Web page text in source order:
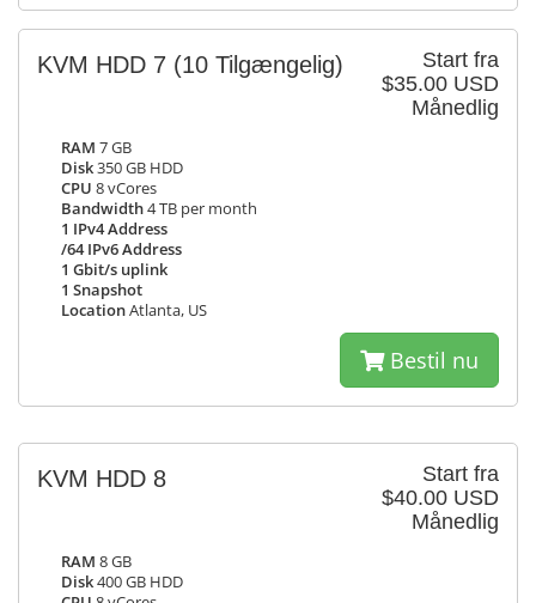
Start fra
$35.00 USD
Månedlig
KVM HDD 7 (10 Tilgængelig)
RAM 7 GB
Disk350 GB HDD
CPU 8 vCores
Bandwidth4 TB per month
1 IPv4 Address
/64 IPv6 Address
1 Gbit/s uplink
1 Snapshot
LocationAtlanta, US
Bestil nu
Start fra
$40.00 USD
Månedlig
KVM HDD 8
RAM 8 GB
Disk400 GB HDD